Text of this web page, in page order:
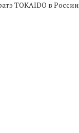
TOKAIDO в России